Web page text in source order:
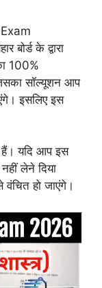
के द्वारा
100%
सॉल्यूशन आप
इसलिए इस
हैं। यदि आप इस
लेने दिया
वंचित हो जाएंगे।